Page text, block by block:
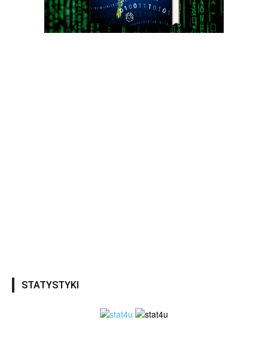
STATYSTYKI